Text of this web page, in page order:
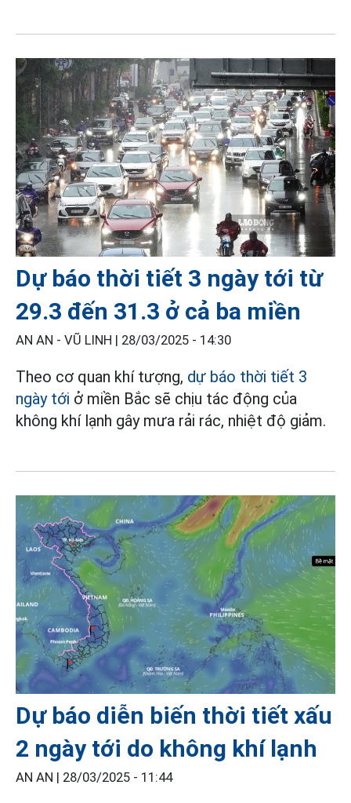
Dự báo thời tiết 3 ngày tới từ
29.3 đến 31.3 ở cả ba miền
AN AN - VŨ LINH | 28/03/2025 - 14:30
Theo cơ quan khí tượng, dự báo thời tiết 3
ngày tới ở miền Bắc sẽ chịu tác động của
không khí lạnh gây mưa rải rác, nhiệt độ giảm.
Dự báo diễn biến thời tiết xấu
2 ngày tới do không khí lạnh
AN AN | 28/03/2025 - 11:44